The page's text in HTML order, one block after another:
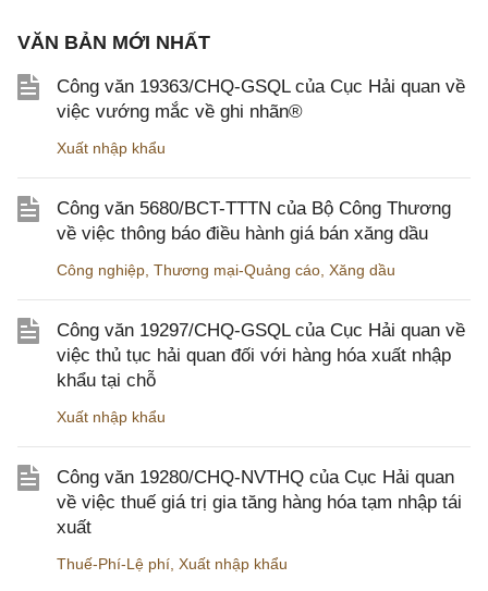
VĂN BẢN MỚI NHẤT
Công văn 19363/CHQ-GSQL của Cục Hải quan về
việc vướng mắc về ghi nhãn®
Xuất nhập khẩu
Công văn 5680/BCT-TTTN của Bộ Công Thương
về việc thông báo điều hành giá bán xăng dầu
Công nghiệp Thương mại-Quảng cáo Xăng dầu
Công văn 19297/CHQ-GSQL của Cục Hải quan về
việc thủ tục hải quan đối với hàng hóa xuất nhập
khẩu tại chỗ
Xuất nhập khẩu
Công văn 19280/CHQ-NVTHQ của Cục Hải quan
về việc thuế giá trị gia tăng hàng hóa tạm nhập tái
xuất
Thuế-Phí-Lệ phí Xuất nhập khẩu